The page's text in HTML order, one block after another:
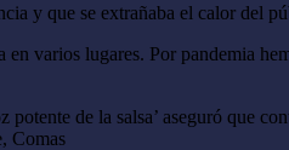
y que se extrañaba el calor del
varios lugares. Por pandemia
de la salsa’ aseguró que
Comas